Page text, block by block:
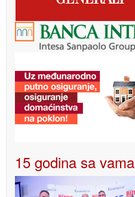
15 godina sa vama